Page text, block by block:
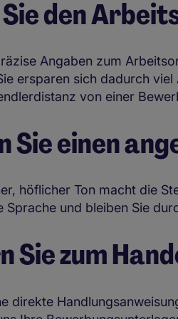
den
Angaben zum
ersparen sich dadurch
von einer
Sie einen
höflicher Ton macht die
Sprache und bleiben Sie
Sie zum
direkte